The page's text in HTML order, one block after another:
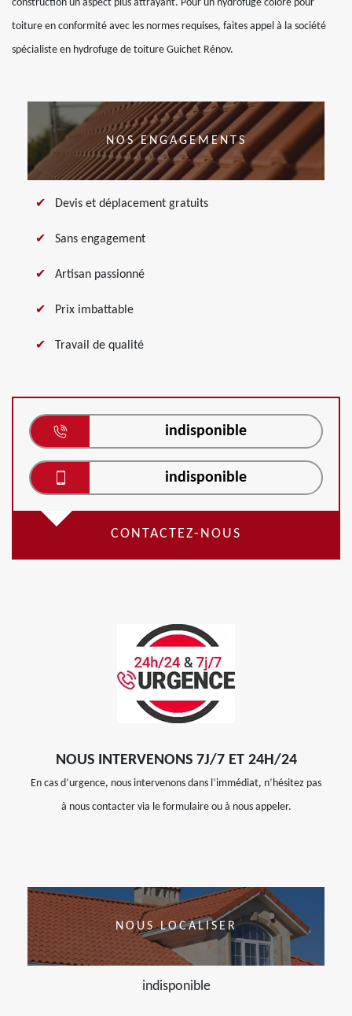
construction un aspect plus attrayant. Pour un hydrofuge coloré pour
toiture en conformité avec les normes requises, faites appel à la société
spécialiste en hydrofuge de toiture Guichet Rénov.
NOS ENGAGEMENTS
Devis et déplacement gratuits
Sans engagement
Artisan passionné
Prix imbattable
Travail de qualité
indisponible
indisponible
CONTACTEZ-NOUS
NOUS INTERVENONS 7J/7 ET 24H/24
En cas d’urgence, nous intervenons dans l’immédiat, n’hésitez pas
à nous contacter via le formulaire ou à nous appeler.
NOUS LOCALISER
indisponible